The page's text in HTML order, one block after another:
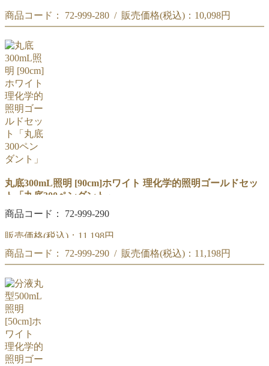
50cm「丸底300ペンダント」ホワイト セット
理化学的照明ゴールド
商品コード： 72-999-280 / 販売価格(税込)： 10,098円
50cm「丸底300ペンダント」ホワイト セット
商品コード : 72-999-280
理化学的照明ゴールド
丸底300mL照明 [90cm]ホワイト 理化学的照明ゴールドセッ
ト「丸底300ペンダント」
商品コード： 72-999-290
販売価格(税込)： 11,198円
90cm「丸底300ペンダント」ホワイト セット
理化学的照明ゴールド
商品コード： 72-999-290 / 販売価格(税込)： 11,198円
90cm「丸底300ペンダント」ホワイト セット
商品コード : 72-999-290
理化学的照明ゴールド